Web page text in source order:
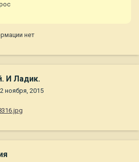
нет
И Ладик.
ноября, 2015